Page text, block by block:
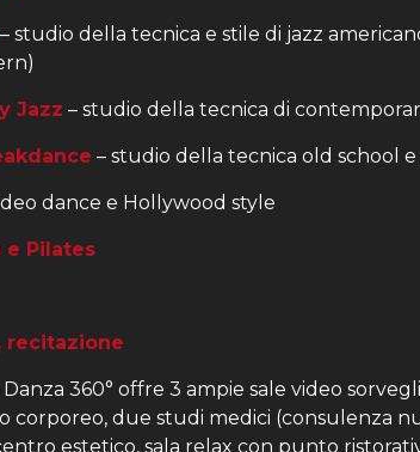
– studio della tecnica e stile di jazz
Jazz – studio della tecnica di
– studio della tecnica old school
dance e Hollywood style
e Pilates
recitazione
360° offre 3 ampie sale video
corporeo, due studi medici (consulenza
estetico, sala relax con punto